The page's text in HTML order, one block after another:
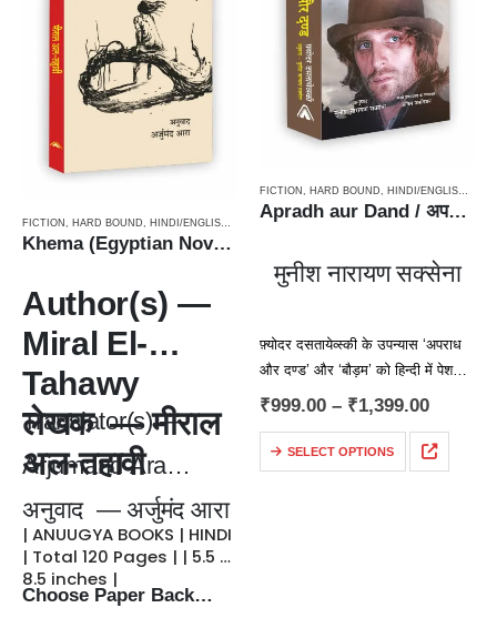
FICTION HARD BOUND HINDI/ENGLISH/URDU CLASSICS
Khema (Egyptian Novel) / ख़ेमा (अरबी भाषा के 101 बेहतरीन उपन्यासों में शामिल मिस्री उपन्यास)
Author(s) —
Miral El-
Tahawy
लेखक — मीराल
अल-तहावी
Translator(s) —
Arjumand Ara
अनुवाद — अर्जुमंद आरा
| ANUUGYA BOOKS | HINDI
| Total 120 Pages | | 5.5 x
8.5 inches |
Choose Paper Back…
FICTION HARD BOUND HINDI/ENGLISH/URDU CLASSICS
Apradh aur Dand / अपराध और दण्ड – Classics, Russian Novel
मुनीश नारायण सक्सेना
फ़्योदर दसतायेव्स्की के उपन्यास ‘अपराध
और दण्ड’ और ‘बौड़म’ को हिन्दी में पेश
करने वाले मुनीश नारायण सक्सेना का जन्म
₹999.00 – ₹1,399.00
SELECT OPTIONS